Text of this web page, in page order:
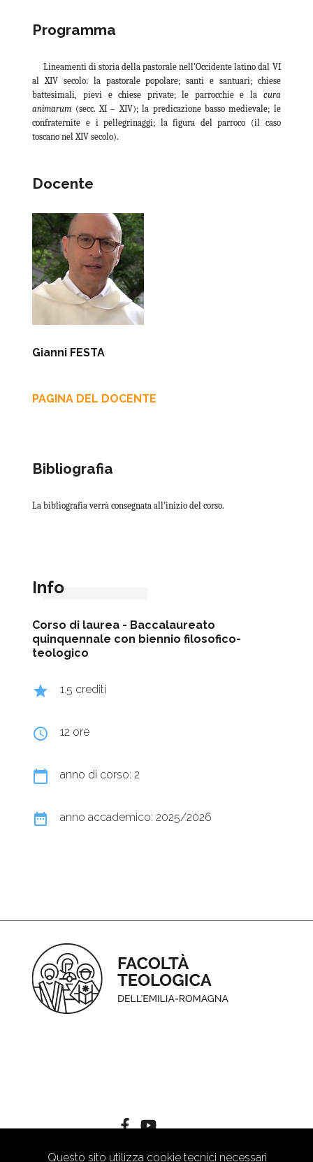
Questo sito utilizza cookie tecnici necessari
Programma
Lineamenti di storia della pastorale nell’Occidente latino dal VI
al XIV secolo: la pastorale popolare; santi e santuari; chiese
battesimali, pievi e chiese private; le parrocchie e la cura
animarum (secc. XI – XIV); la predicazione basso medievale; le
confraternite e i pellegrinaggi; la figura del parroco (il caso
toscano nel XIV secolo).
Docente
Gianni FESTA
PAGINA DEL DOCENTE
Bibliografia
La bibliografia verrà consegnata all’inizio del corso.
Info
Corso di laurea - Baccalaureato
quinquennale con biennio filosofico-
teologico
grade 1.5 crediti
query_builder 12 ore
calendar_today anno di corso: 2
date_range anno accademico: 2025/2026